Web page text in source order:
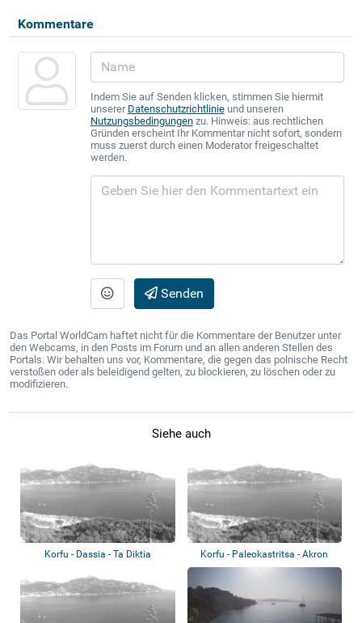
Kommentare
Indem Sie auf Senden klicken, stimmen Sie hiermit
unserer Datenschutzrichtlinieund unseren
Nutzungsbedingungenzu. Hinweis: aus rechtlichen
Gründen erscheint Ihr Kommentar nicht sofort, sondern
muss zuerst durch einen Moderator freigeschaltet
werden.
Senden
Das Portal WorldCam haftet nicht für die Kommentare der Benutzer unter
den Webcams, in den Posts im Forum und an allen anderen Stellen des
Portals. Wir behalten uns vor, Kommentare, die gegen das polnische Recht
verstoßen oder als beleidigend gelten, zu blockieren, zu löschen oder zu
modifizieren.
Siehe auch
Korfu - Dassia - Ta Diktia Korfu - Paleokastritsa - Akron